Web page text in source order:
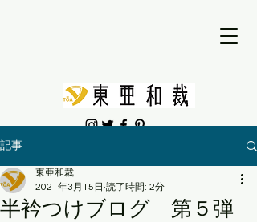
記事
半衿つけブログ 第５弾
東亜和裁
2021年3月15日 読了時間: 2分